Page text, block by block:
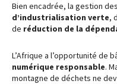
Bien encadrée, la gestion
d’industrialisation verte,
de réduction de la
L’Afrique a l’opportunité de
numérique responsable.
montagne de déchets ne